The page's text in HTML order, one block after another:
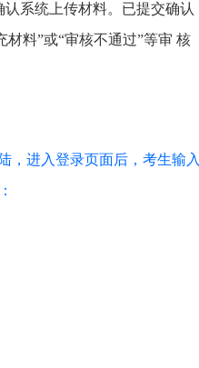
系统上传材料。已提交确认
料”或“审核不通过”等审 核
，进入登录页面后，考生输入